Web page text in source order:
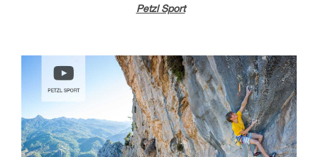
Petzl Sport